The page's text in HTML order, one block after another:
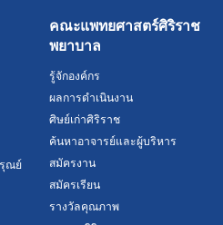
ณย์
คณะแพทยศาสตร์ศิริราช
พยาบาล
รู้จักองค์กร
ผลการดำเนินงาน
ศิษย์เก่าศิริราช
ค้นหาอาจารย์และผู้บริหาร
สมัครงาน
สมัครเรียน
รางวัลคุณภาพ